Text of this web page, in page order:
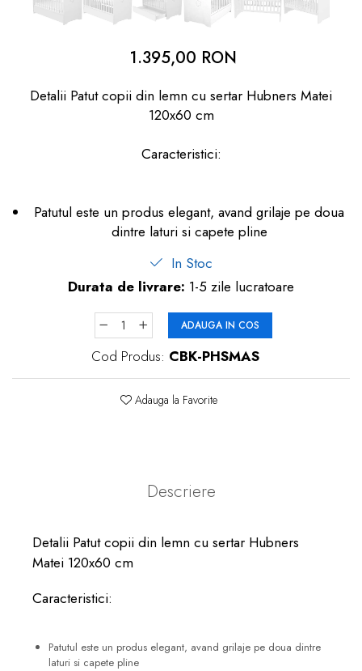
dopuri de urechi
1.395,00 RON
Detalii Patut copii din lemn cu sertar Hubners Matei
120x60 cm
Caracteristici:
Patutul este un produs elegant, avand grilaje pe doua
dintre laturi si capete pline
In Stoc
Durata de livrare: 1-5 zile lucratoare
ADAUGA IN COS
Cod Produs: CBK-PHSMAS
Adauga la Favorite
Descriere
Detalii Patut copii din lemn cu sertar Hubners
Matei 120x60 cm
Caracteristici:
Patutul este un produs elegant, avand grilaje pe doua dintre
laturi si capete pline